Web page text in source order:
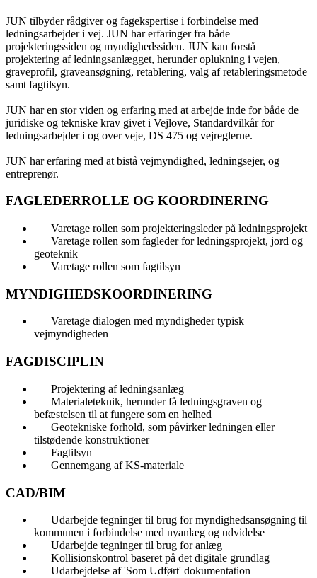
JUN tilbyder rådgiver og fagekspertise i forbindelse med
ledningsarbejder i vej. JUN har erfaringer fra både
projekteringssiden og myndighedssiden. JUN kan forstå
projektering af ledningsanlægget, herunder oplukning i vejen,
graveprofil, graveansøgning, retablering, valg af retableringsmetode
samt fagtilsyn.
JUN har en stor viden og erfaring med at arbejde inde for både de
juridiske og tekniske krav givet i Vejlove, Standardvilkår for
ledningsarbejder i og over veje, DS 475 og vejreglerne.
JUN har erfaring med at bistå vejmyndighed, ledningsejer, og
entreprenør.
FAGLEDERROLLE OG KOORDINERING
Varetage rollen som projekteringsleder på ledningsprojekt
Varetage rollen som fagleder for ledningsprojekt, jord og
geoteknik
Varetage rollen som fagtilsyn
MYNDIGHEDSKOORDINERING
Varetage dialogen med myndigheder typisk
vejmyndigheden
FAGDISCIPLIN
Projektering af ledningsanlæg
Materialeteknik, herunder få ledningsgraven og
befæstelsen til at fungere som en helhed
Geotekniske forhold, som påvirker ledningen eller
tilstødende konstruktioner
Fagtilsyn
Gennemgang af KS-materiale
CAD/BIM
Udarbejde tegninger til brug for myndighedsansøgning til
kommunen i forbindelse med nyanlæg og udvidelse
Udarbejde tegninger til brug for anlæg
Kollisionskontrol baseret på det digitale grundlag
Udarbejdelse af 'Som Udført' dokumentation